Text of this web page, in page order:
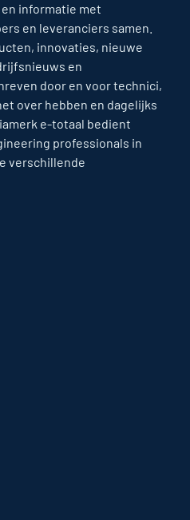
informatie met
en leveranciers samen.
innovaties, nieuwe
en
door en voor technici,
over hebben en dagelijks
e-totaal bedient
professionals in
verschillende